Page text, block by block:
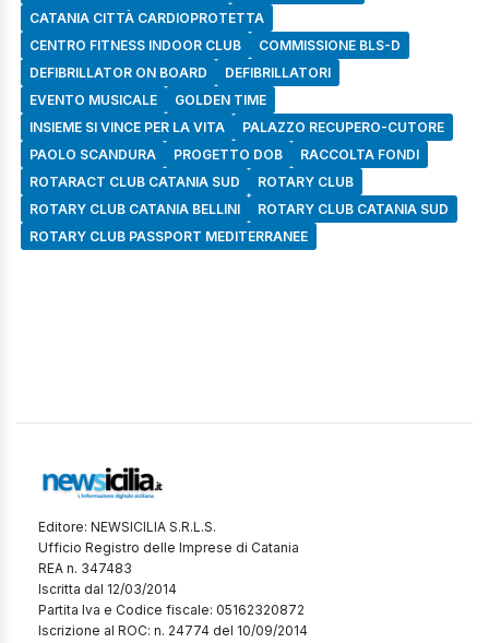
CATANIA CITTÀ CARDIOPROTETTA
CENTRO FITNESS INDOOR CLUB
COMMISSIONE BLS-D
DEFIBRILLATOR ON BOARD
DEFIBRILLATORI
EVENTO MUSICALE
GOLDEN TIME
INSIEME SI VINCE PER LA VITA
PALAZZO RECUPERO-CUTORE
PAOLO SCANDURA
PROGETTO DOB
RACCOLTA FONDI
ROTARACT CLUB CATANIA SUD
ROTARY CLUB
ROTARY CLUB CATANIA BELLINI
ROTARY CLUB CATANIA SUD
ROTARY CLUB PASSPORT MEDITERRANEE
Editore: NEWSICILIA S.R.L.S.
Ufficio Registro delle Imprese di Catania
REA n. 347483
Iscritta dal 12/03/2014
Partita Iva e Codice fiscale: 05162320872
Iscrizione al ROC: n. 24774 del 10/09/2014